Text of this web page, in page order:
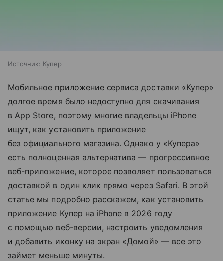
Источник: Купер
Мобильное приложение сервиса доставки «Купер»
долгое время было недоступно для скачивания
в App Store, поэтому многие владельцы iPhone
ищут, как установить приложение
без официального магазина. Однако у «Купера»
есть полноценная альтернатива — прогрессивное
веб-приложение, которое позволяет пользоваться
доставкой в один клик прямо через Safari. В этой
статье мы подробно расскажем, как установить
приложение Купер на iPhone в 2026 году
с помощью веб-версии, настроить уведомления
и добавить иконку на экран «Домой» — все это
займет меньше минуты.